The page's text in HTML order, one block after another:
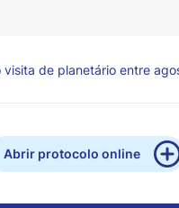
de planetário entre
Abrir protocolo online